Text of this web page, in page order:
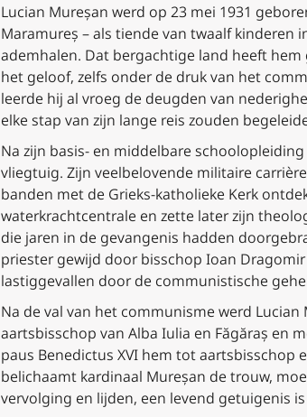
Lucian Mureșan werd op 23 mei 1931
Maramureș – als tiende van twaalf kinderen
ademhalen. Dat bergachtige land heeft
het geloof, zelfs onder de druk van het
leerde hij al vroeg de deugden van
elke stap van zijn lange reis zouden
Na zijn basis- en middelbare
vliegtuig. Zijn veelbelovende militaire
banden met de Grieks-katholieke Kerk
waterkrachtcentrale en zette later zijn
die jaren in de gevangenis hadden
priester gewijd door bisschop Ioan
lastiggevallen door de communistische
Na de val van het communisme werd
aartsbisschop van Alba Iulia en Făgăraș en
paus Benedictus XVI hem tot aartsbisschop
belichaamt kardinaal Mureșan de trouw,
vervolging en lijden, een levend getuigenis